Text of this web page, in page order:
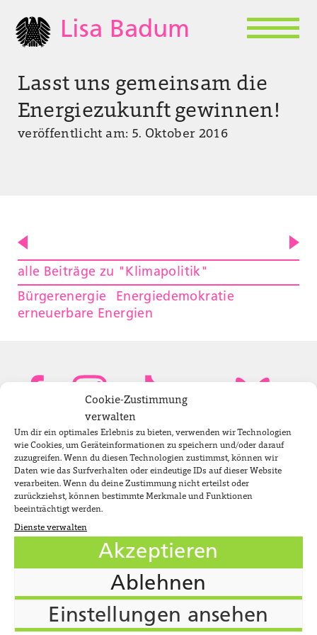
Cookie-Zustimmung
verwalten
Um dir ein optimales Erlebnis zu bieten, verwenden wir Technologien
wie Cookies, um Geräteinformationen zu speichern und/oder darauf
zuzugreifen. Wenn du diesen Technologien zustimmst, können wir
Daten wie das Surfverhalten oder eindeutige IDs auf dieser Website
verarbeiten. Wenn du deine Zustimmung nicht erteilst oder
zurückziehst, können bestimmte Merkmale und Funktionen
beeinträchtigt werden.
Dienste verwalten
Akzeptieren
Ablehnen
Einstellungen ansehen
Lisa Badum
Lasst uns gemeinsam die
Energiezukunft gewinnen!
veröffentlicht am: 5. Oktober 2016
alle Beiträge zu "Klimapolitik"
Bürgerenergie
Energiedemokratie
erneuerbare Energien
Bundestagsabgeordnete
Newsletter
Impressum
Datenschutzerklärung
Cookie-Richtlinie (EU)